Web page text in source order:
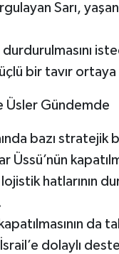
Sarı,
bir tavır
Üsler Gündemde
bazı stratejik
hatlarının
da
dolaylı